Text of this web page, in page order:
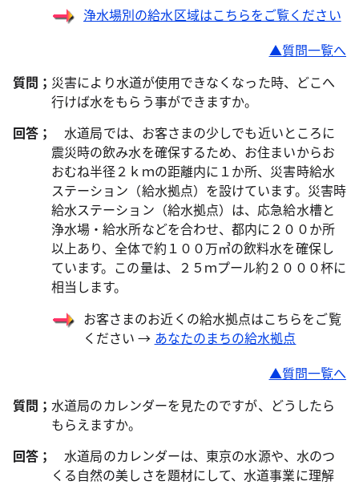
浄水場別の給水区域はこちらをご覧ください
▲質問一覧へ
質問； 災害により水道が使用できなくなった時、どこへ
行けば水をもらう事ができますか。
回答；
水道局では、お客さまの少しでも近いところに
震災時の飲み水を確保するため、お住まいからお
おむね半径２ｋｍの距離内に１か所、災害時給水
ステーション（給水拠点）を設けています。災害時
給水ステーション（給水拠点）は、応急給水槽と
浄水場・給水所などを合わせ、都内に２００か所
以上あり、全体で約１００万㎥の飲料水を確保し
ています。この量は、２５ｍプール約２０００杯に
相当します。
お客さまのお近くの給水拠点はこちらをご覧
ください → あなたのまちの給水拠点
▲質問一覧へ
質問；水道局のカレンダーを見たのですが、どうしたら
もらえますか。
回答；
水道局のカレンダーは、東京の水源や、水のつ
くる自然の美しさを題材にして、水道事業に理解